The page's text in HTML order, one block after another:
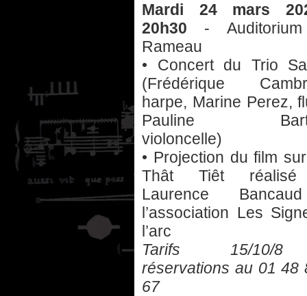
Mardi 24 mars
20h30 -
Rameau
• Concert du Trio
(Frédérique
harpe, Marine Perez,
Pauline
violoncelle)
• Projection du film
Thât Tiêt
Laurence
l’association Les
l’arc
Tarifs 15/10/
réservations au 01 48
67